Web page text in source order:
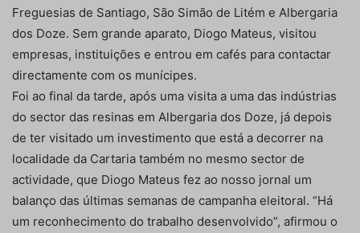
Freguesias de Santiago, São Simão de Litém e Albergaria
dos Doze. Sem grande aparato, Diogo Mateus, visitou
empresas, instituições e entrou em cafés para contactar
directamente com os munícipes.
Foi ao final da tarde, após uma visita a uma das indústrias
do sector das resinas em Albergaria dos Doze, já depois
de ter visitado um investimento que está a decorrer na
localidade da Cartaria também no mesmo sector de
actividade, que Diogo Mateus fez ao nosso jornal um
balanço das últimas semanas de campanha eleitoral. “Há
um reconhecimento do trabalho desenvolvido”, afirmou o